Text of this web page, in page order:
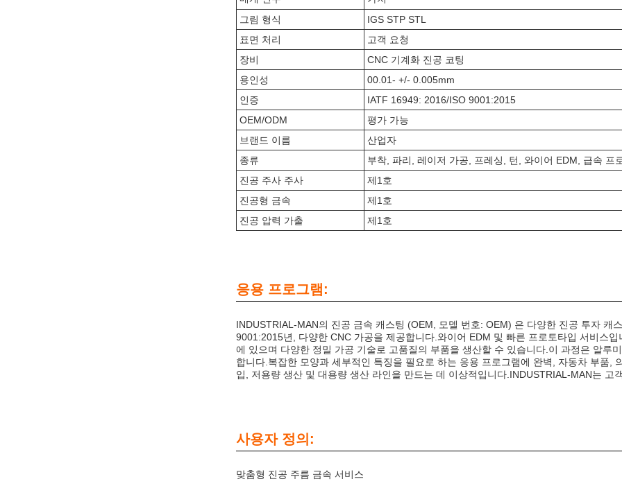
그림 형식
IGS STP STL
표면 처리
고객 요청
장비
CNC 기계화 진공 코팅
용인성
00.01- +/- 0.005mm
인증
IATF 16949: 2016/ISO 9001:2015
OEM/ODM
평가 가능
브랜드 이름
산업자
종류
부착, 파리, 레이저 가공, 프레싱, 턴, 와이어 EDM, 급속 프
진공 주사 주사
제1호
진공형 금속
제1호
진공 압력 가출
제1호
응용 프로그램:
INDUSTRIAL-MAN의 진공 금속 캐스팅 (OEM, 모델 번호: OEM) 은 다양한 진공 투자 캐
9001:2015년, 다양한 CNC 가공을 제공합니다.와이어 EDM 및 빠른 프로토타입 서비스
에 있으며 다양한 정밀 가공 기술로 고품질의 부품을 생산할 수 있습니다.이 과정은 알루
합니다.복잡한 모양과 세부적인 특징을 필요로 하는 응용 프로그램에 완벽, 자동차 부품,
입, 저용량 생산 및 대용량 생산 라인을 만드는 데 이상적입니다.INDUSTRIAL-MAN는 고
사용자 정의:
맞춤형 진공 주름 금속 서비스